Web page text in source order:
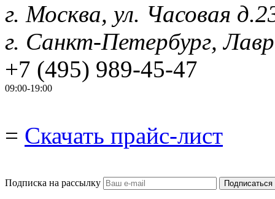
г. Москва, ул. Часовая
г. Санкт-Петербург,
+7 (495) 989-45-47
09:00-19:00
= Скачать прайс-лист
Подписка на рассылку Подписаться